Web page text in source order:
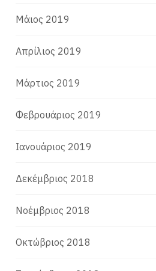
Μάιος 2019
Απρίλιος 2019
Μάρτιος 2019
Φεβρουάριος 2019
Ιανουάριος 2019
Δεκέμβριος 2018
Νοέμβριος 2018
Οκτώβριος 2018